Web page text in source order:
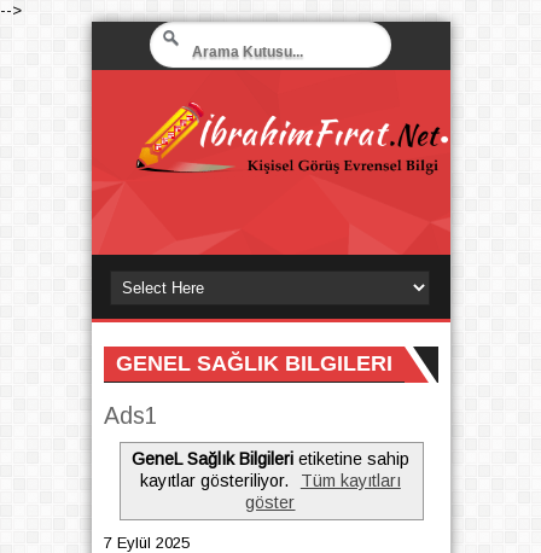
-->
GENEL SAĞLIK BILGILERI
Ads1
GeneL Sağlık Bilgilerietiketine sahip
kayıtlar gösteriliyor.
Tüm kayıtları
göster
7 Eylül 2025